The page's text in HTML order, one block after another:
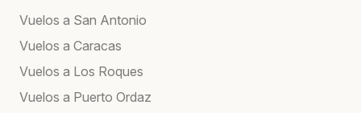
Vuelos a San Antonio
Vuelos a Caracas
Vuelos a Los Roques
Vuelos a Puerto Ordaz